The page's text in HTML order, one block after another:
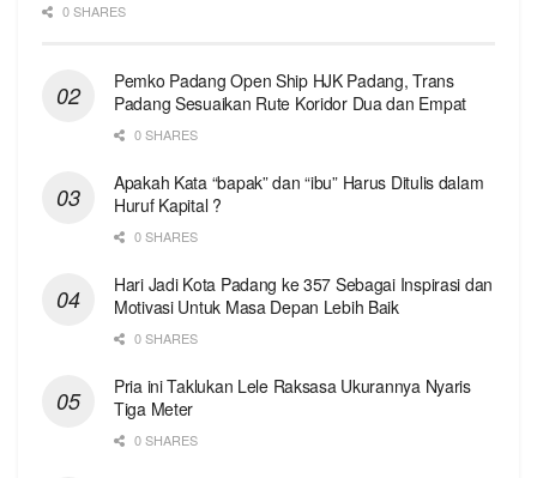
0 SHARES
Pemko Padang Open Ship HJK Padang, Trans
Padang Sesuaikan Rute Koridor Dua dan Empat
0 SHARES
Apakah Kata “bapak” dan “ibu” Harus Ditulis dalam
Huruf Kapital ?
0 SHARES
Hari Jadi Kota Padang ke 357 Sebagai Inspirasi dan
Motivasi Untuk Masa Depan Lebih Baik
0 SHARES
Pria ini Taklukan Lele Raksasa Ukurannya Nyaris
Tiga Meter
0 SHARES